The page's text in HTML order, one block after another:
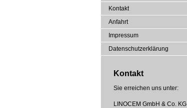
Kontakt
Anfahrt
Impressum
Datenschutzerklärung
Kontakt
Sie erreichen uns unter:
LINOCEM GmbH & Co. KG